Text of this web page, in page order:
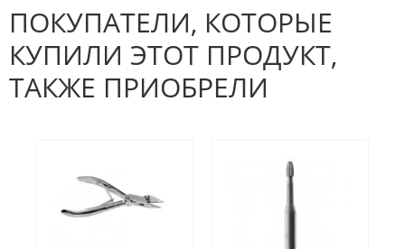
отзыв.
ПОКУПАТЕЛИ, КОТОРЫЕ
КУПИЛИ ЭТОТ ПРОДУКТ,
ТАКЖЕ ПРИОБРЕЛИ